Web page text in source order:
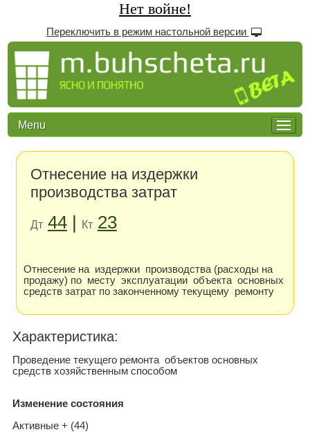
Нет войне!
Переключить в режим настольной версии
Menu
Отнесение на издержки
производства затрат
Дт 44| Кт 23
Отнесение на издержки производства (расходы на
продажу) по месту эксплуатации объекта основных
средств затрат по законченному текущему ремонту
Xарактеристика:
Проведение текущего ремонта объектов основных
средств хозяйственным способом
Изменение состояния
Активные + (44)